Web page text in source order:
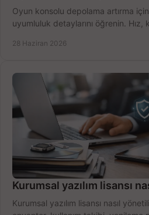
Oyun konsolu depolama artırma
uyumluluk detaylarını öğrenin.
28 Haziran 2026
Kurumsal yazılım lisansı
Kurumsal yazılım lisansı nasıl